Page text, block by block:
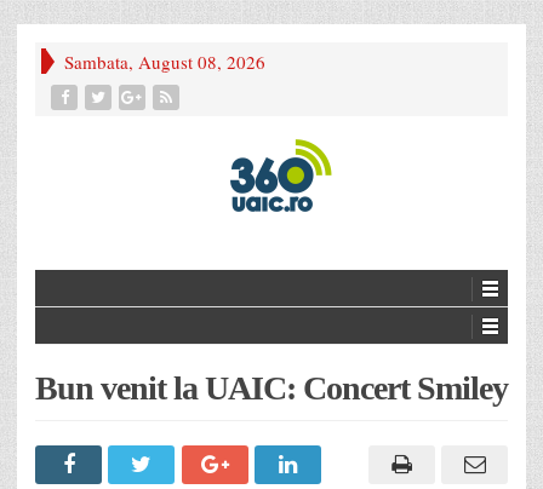
Sambata, August 08, 2026
Bun venit la UAIC: Concert Smiley